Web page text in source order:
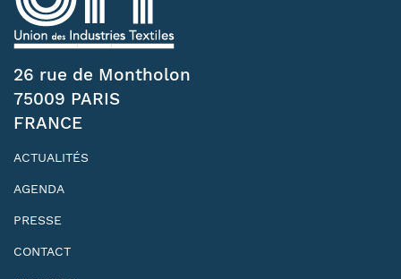
26 rue de Montholon
75009 PARIS
FRANCE
ACTUALITÉS
AGENDA
PRESSE
CONTACT